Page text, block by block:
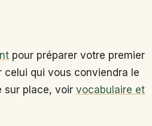
pour préparer votre premier
celui qui vous conviendra le
sur place, voir vocabulaire et